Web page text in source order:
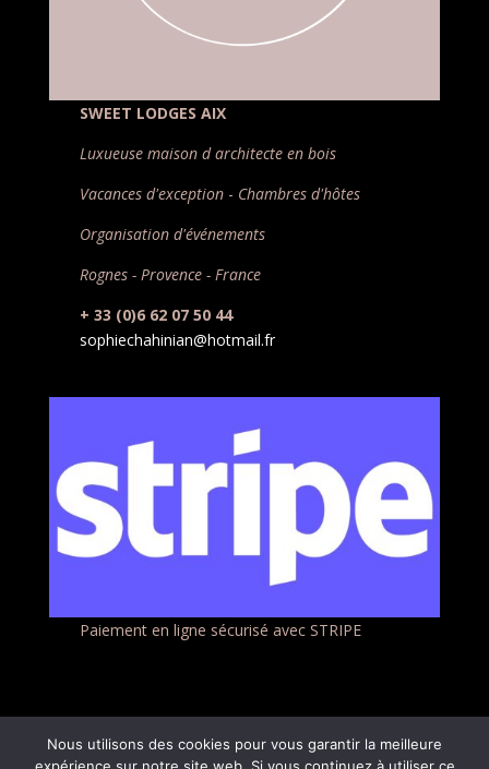
SWEET LODGES AIX
Luxueuse maison d architecte en bois
Vacances d'exception - Chambres d'hôtes
Organisation d'événements
Rognes - Provence - France
+ 33 (0)6 62 07 50 44
sophiechahinian@hotmail.fr
Paiement en ligne sécurisé avec STRIPE
Nous utilisons des cookies pour vous garantir la meilleure